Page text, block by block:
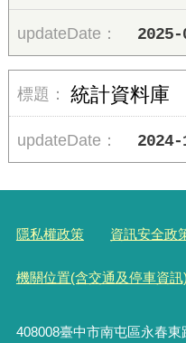
統計資料庫
隱私權政策 資訊安全政
機關位置(含交通及停車資訊)
408008臺中市南屯區永春東